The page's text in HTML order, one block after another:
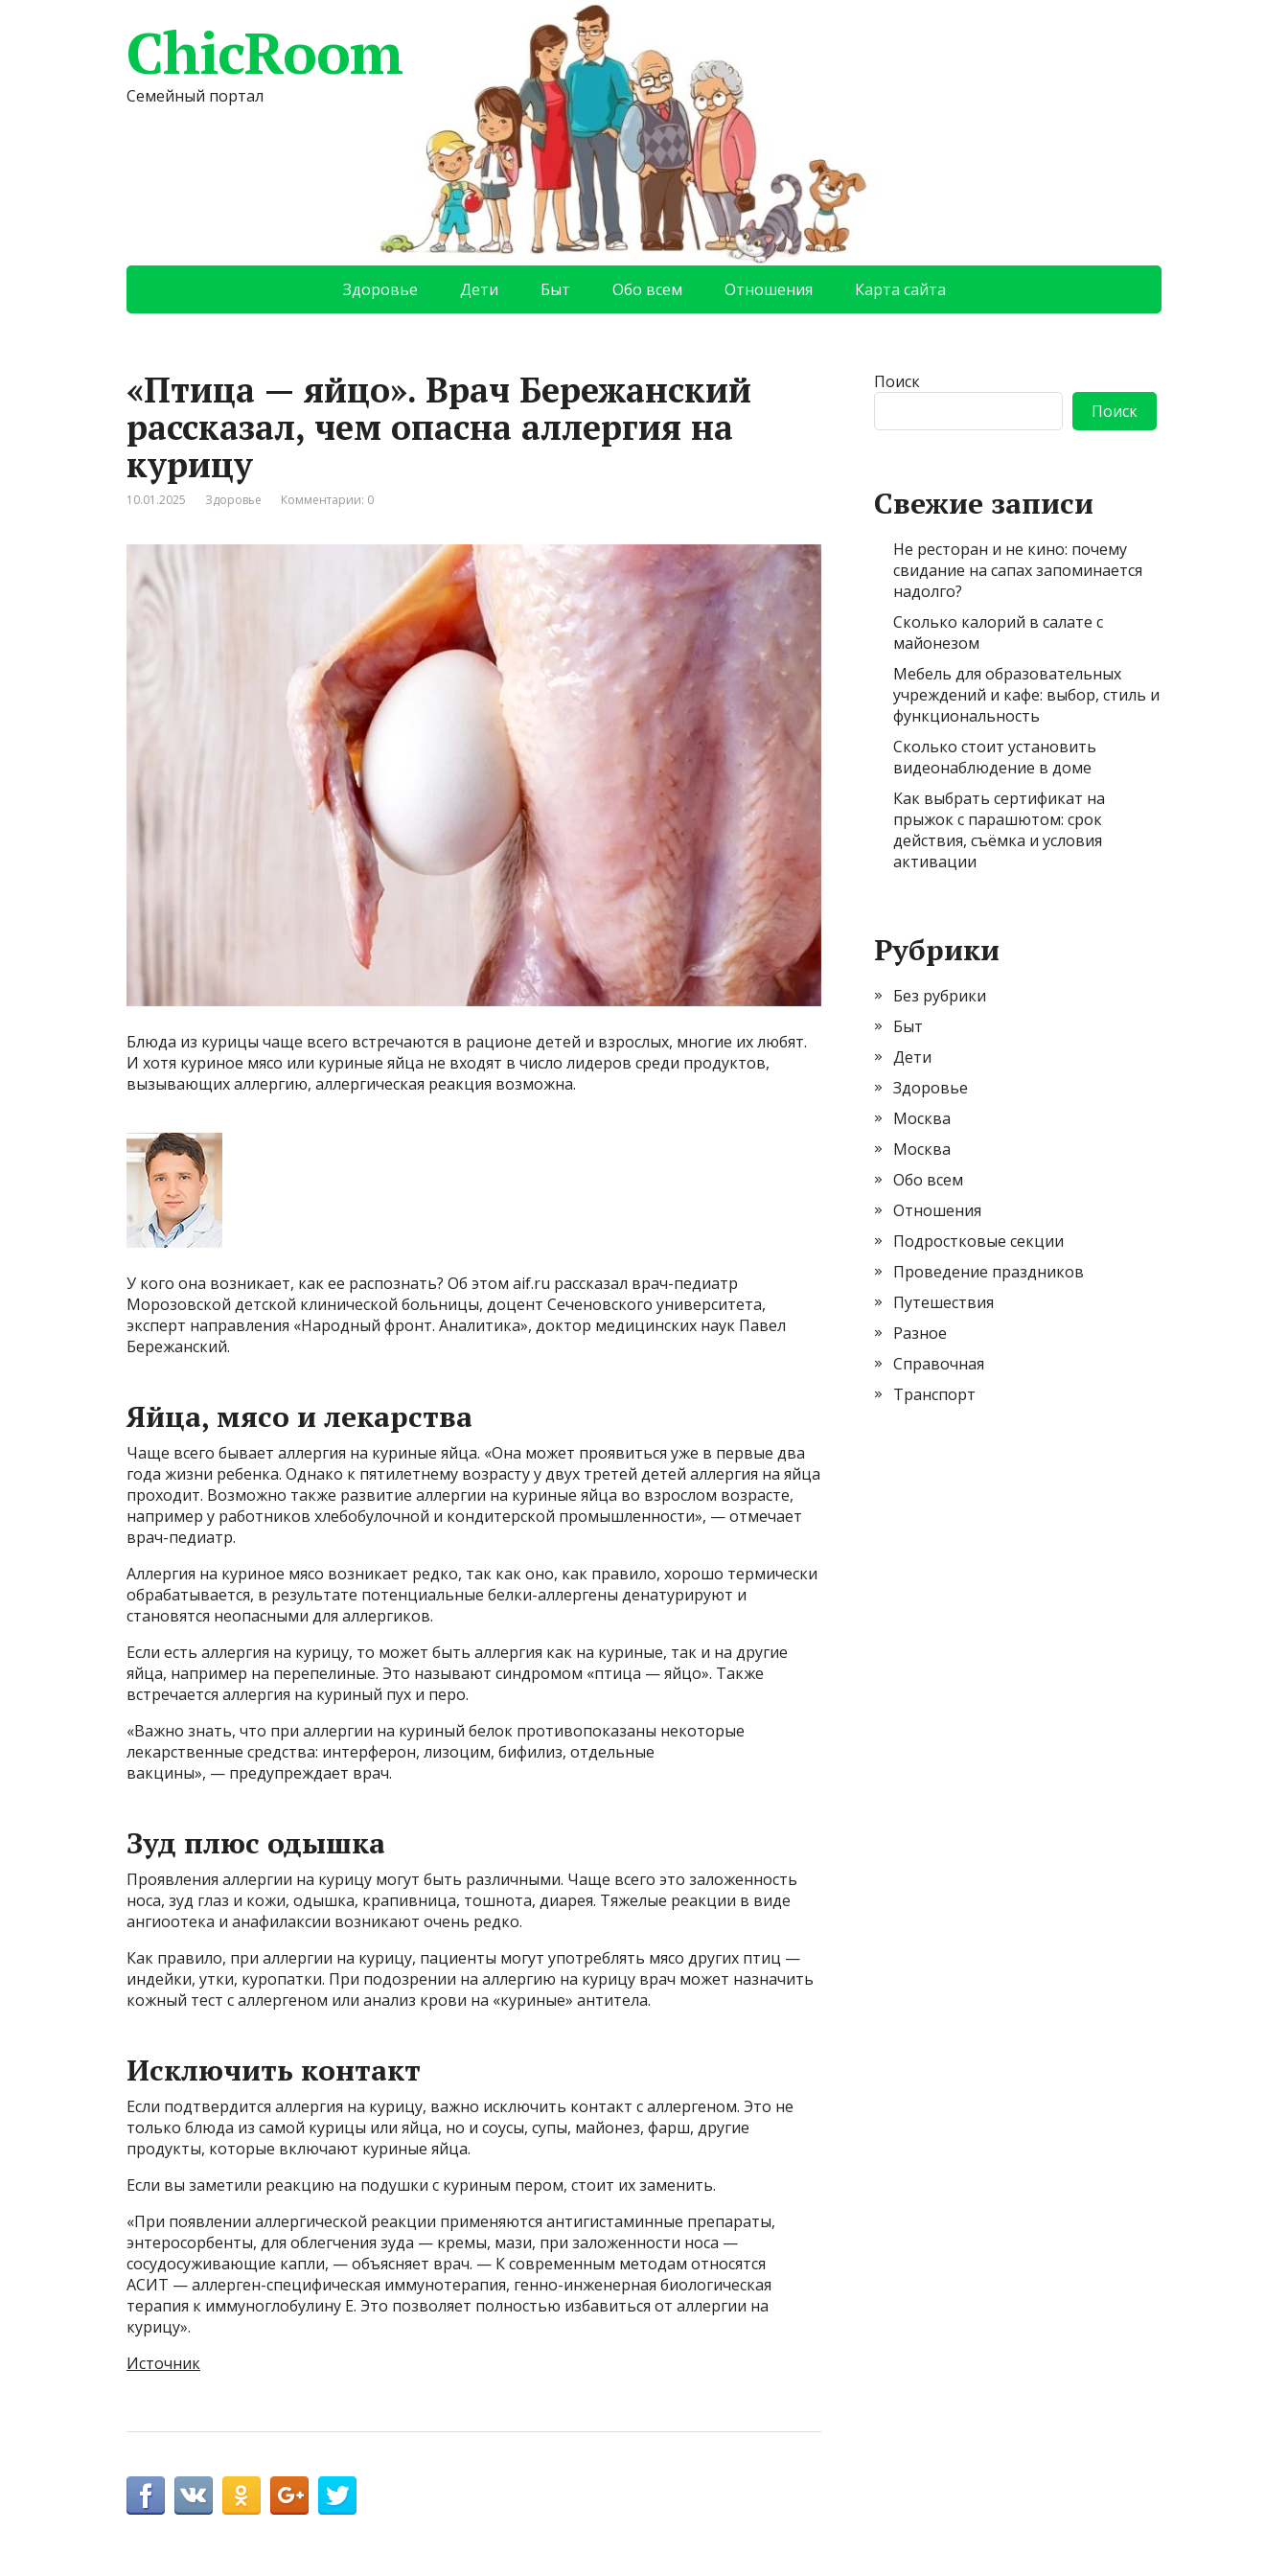
ChicRoom
Семейный портал
Здоровье Дети Быт Обо всем Отношения Карта сайта
«Птица — яйцо». Врач Бережанский
рассказал, чем опасна аллергия на
курицу
10.01.2025 Здоровье Комментарии: 0
Блюда из курицы чаще всего встречаются в рационе детей и взрослых, многие их любят.
И хотя куриное мясо или куриные яйца не входят в число лидеров среди продуктов,
вызывающих аллергию, аллергическая реакция возможна.
У кого она возникает, как ее распознать? Об этом aif.ru рассказал врач-педиатр
Морозовской детской клинической больницы, доцент Сеченовского университета,
эксперт направления «Народный фронт. Аналитика», доктор медицинских наук Павел
Бережанский.
Яйца, мясо и лекарства
Чаще всего бывает аллергия на куриные яйца. «Она может проявиться уже в первые два
года жизни ребенка. Однако к пятилетнему возрасту у двух третей детей аллергия на яйца
проходит. Возможно также развитие аллергии на куриные яйца во взрослом возрасте,
например у работников хлебобулочной и кондитерской промышленности», — отмечает
врач-педиатр.
Аллергия на куриное мясо возникает редко, так как оно, как правило, хорошо термически
обрабатывается, в результате потенциальные белки-аллергены денатурируют и
становятся неопасными для аллергиков.
Если есть аллергия на курицу, то может быть аллергия как на куриные, так и на другие
яйца, например на перепелиные. Это называют синдромом «птица — яйцо». Также
встречается аллергия на куриный пух и перо.
«Важно знать, что при аллергии на куриный белок противопоказаны некоторые
лекарственные средства: интерферон, лизоцим, бифилиз, отдельные
вакцины», — предупреждает врач.
Зуд плюс одышка
Проявления аллергии на курицу могут быть различными. Чаще всего это заложенность
носа, зуд глаз и кожи, одышка, крапивница, тошнота, диарея. Тяжелые реакции в виде
ангиоотека и анафилаксии возникают очень редко.
Как правило, при аллергии на курицу, пациенты могут употреблять мясо других птиц —
индейки, утки, куропатки. При подозрении на аллергию на курицу врач может назначить
кожный тест с аллергеном или анализ крови на «куриные» антитела.
Исключить контакт
Если подтвердится аллергия на курицу, важно исключить контакт с аллергеном. Это не
только блюда из самой курицы или яйца, но и соусы, супы, майонез, фарш, другие
продукты, которые включают куриные яйца.
Если вы заметили реакцию на подушки с куриным пером, стоит их заменить.
«При появлении аллергической реакции применяются антигистаминные препараты,
энтеросорбенты, для облегчения зуда — кремы, мази, при заложенности носа —
сосудосуживающие капли, — объясняет врач. — К современным методам относятся
АСИТ — аллерген-специфическая иммунотерапия, генно-инженерная биологическая
терапия к иммуноглобулину Е. Это позволяет полностью избавиться от аллергии на
курицу».
Источник
Поиск
Поиск
Свежие записи
Не ресторан и не кино: почему
свидание на сапах запоминается
надолго?
Сколько калорий в салате с
майонезом
Мебель для образовательных
учреждений и кафе: выбор, стиль и
функциональность
Сколько стоит установить
видеонаблюдение в доме
Как выбрать сертификат на
прыжок с парашютом: срок
действия, съёмка и условия
активации
Рубрики
Без рубрики
Быт
Дети
Здоровье
Москва
Москва
Обо всем
Отношения
Подростковые секции
Проведение праздников
Путешествия
Разное
Справочная
Транспорт